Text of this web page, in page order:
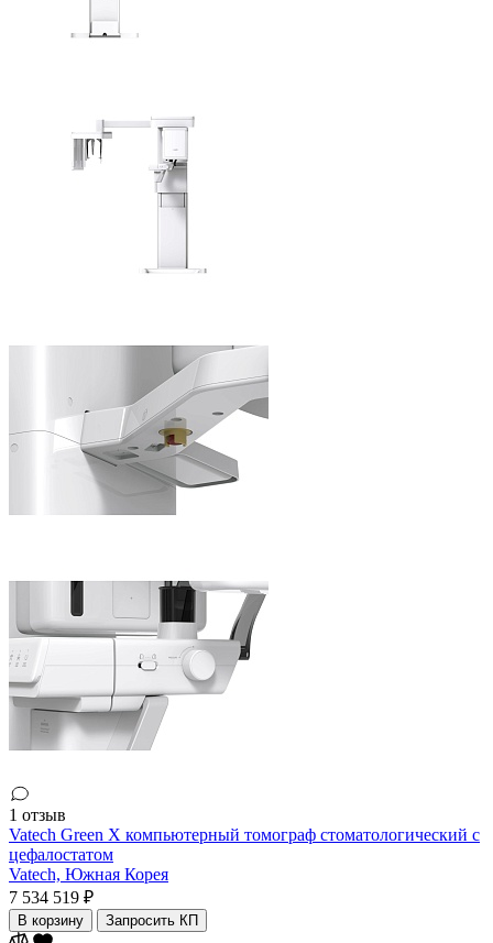
1 отзыв
Vatech Green X компьютерный томограф стоматологический с
цефалостатом
Vatech, Южная Корея
7 534 519 ₽
В корзину Запросить КП